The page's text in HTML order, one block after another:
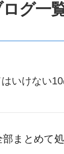
ログ一
いけない
まとめて